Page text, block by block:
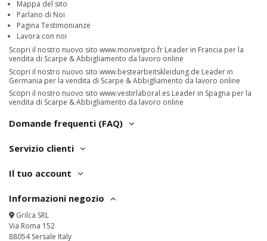
Mappa del sito
Parlano di Noi
Pagina Testimonianze
Lavora con noi
Scopri il nostro nuovo sito www.monvetpro.fr Leader in Francia per la
vendita di Scarpe & Abbigliamento da lavoro online
Scopri il nostro nuovo sito www.bestearbeitskleidung.de Leader in
Germania per la vendita di Scarpe & Abbigliamento da lavoro online
Scopri il nostro nuovo sito www.vestirlaboral.es Leader in Spagna per la
vendita di Scarpe & Abbigliamento da lavoro online
Domande frequenti (FAQ)
Servizio clienti
Il tuo account
Informazioni negozio
Grilca SRL
Via Roma 152
88054 Sersale Italy